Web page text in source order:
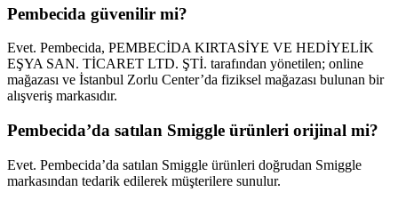
Pembecida güvenilir mi?
Evet. Pembecida, PEMBECİDA KIRTASİYE VE HEDİYELİK
EŞYA SAN. TİCARET LTD. ŞTİ. tarafından yönetilen; online
mağazası ve İstanbul Zorlu Center’da fiziksel mağazası bulunan bir
alışveriş markasıdır.
Pembecida’da satılan Smiggle ürünleri orijinal mi?
Evet. Pembecida’da satılan Smiggle ürünleri doğrudan Smiggle
markasından tedarik edilerek müşterilere sunulur.